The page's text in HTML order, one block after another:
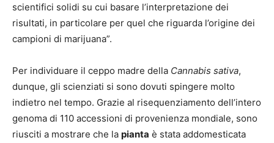
scientifici solidi su cui basare l’interpretazione dei
risultati, in particolare per quel che riguarda l’origine dei
campioni di marijuana”.
Per individuare il ceppo madre della Cannabis sativa,
dunque, gli scienziati si sono dovuti spingere molto
indietro nel tempo. Grazie al risequenziamento dell’intero
genoma di 110 accessioni di provenienza mondiale, sono
riusciti a mostrare che la pianta è stata addomesticata